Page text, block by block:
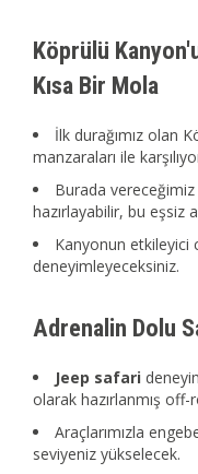
Köprülü
Kısa Bir Mola
İlk durağımız olan
manzaraları ile
Burada
hazırlayabilir, bu eşsiz
Kanyonun etkileyici
deneyimleyeceksiniz.
Adrenalin Dolu
Jeep safari
olarak hazırlanmış
Araçlarımızla
seviyeniz yükselecek.